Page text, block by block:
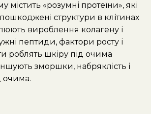
«розумні протеїни», які
структури в клітинах
вироблення колагену і
пептиди, фактори росту і
роблять шкіру під очима
зморшки, набряклість і
очима.